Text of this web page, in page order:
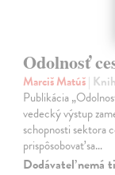
Odolnosť
Marciš Matúš|
Publikácia
vedecký výstup
schopnosti sektora
prispôsobovať sa…
Dodávateľ nemá